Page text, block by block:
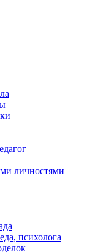
личностями
психолога